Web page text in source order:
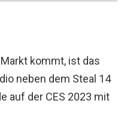
kommt, ist das
neben dem Steal 14
auf der CES 2023 mit